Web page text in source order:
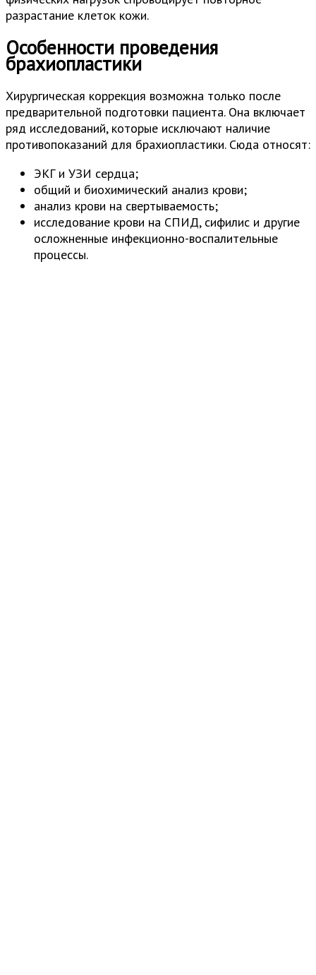
разрастание клеток кожи.
Особенности проведения
брахиопластики
Хирургическая коррекция возможна только после
предварительной подготовки пациента. Она включает
ряд исследований, которые исключают наличие
противопоказаний для брахиопластики. Сюда относят:
ЭКГ и УЗИ сердца;
общий и биохимический анализ крови;
анализ крови на свертываемость;
исследование крови на СПИД, сифилис и другие
осложненные инфекционно-воспалительные
процессы.